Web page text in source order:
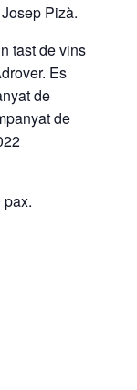
Pizà.
tast de vins
Es
de
de